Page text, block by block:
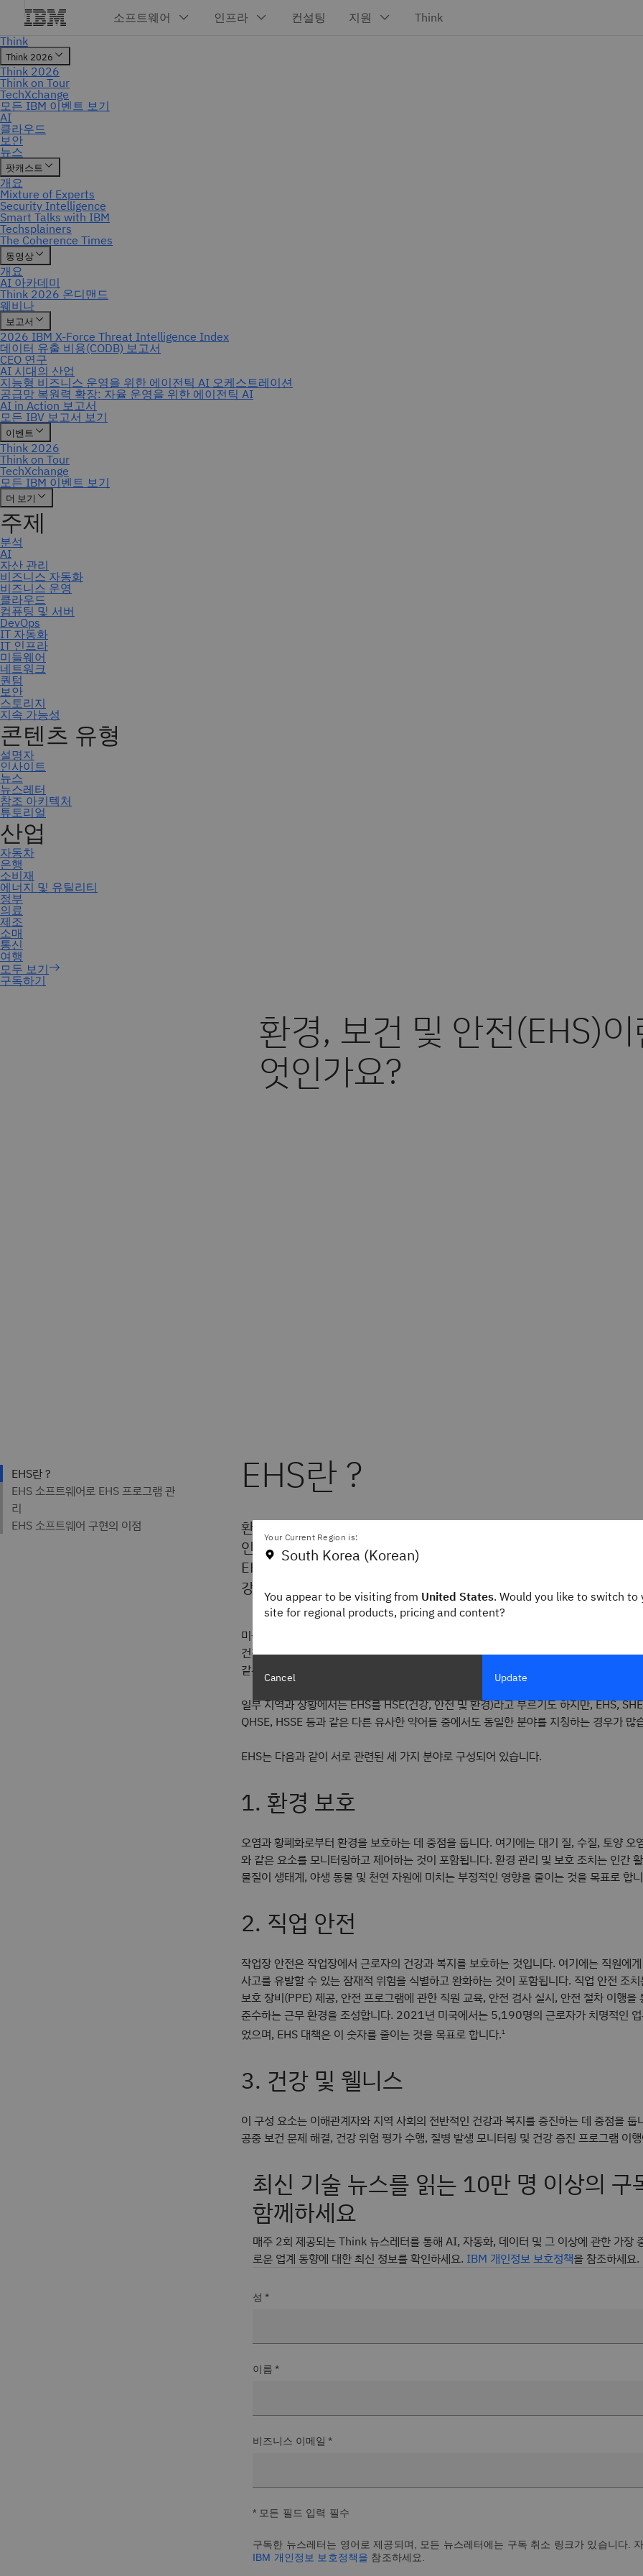
구독하기
환경, 보건 및 안전(EHS)
엇인가요?
EHS란 ?
환경, 보건 및 안전(EHS)은 작업장, 커뮤니티 및 공공 장소와 같은 다
인간의 건강과 환경을 보호하는 데 중점을 둔 종합적인 여러 전문 분
EHS의 주요 목표는 잠재적 위험을 식별 및 완화하고 사고를 예방하며
강한 생활 및 작업 환경을 조성하는 것입니다.
미국 환경보호국(EPA) 및 산업안전보건국(OSHA)과 같은 정부 EHS 부서는 집단적 환경
건강 및 웰니스를 촉진하는 표준 준수를 강화하기 위해 EHS 규정을 배포합니다. 국제표
같은 국제 기구도 마찬가지로 표준을 개발하고 해당 표준을 준수하는 기관에 인증을 제공
일부 지역과 상황에서는 EHS를 HSE(건강, 안전 및 환경)라고 부르기도 하지만, EHS,
QHSE, HSSE 등과 같은 다른 유사한 약어들 중에서도 동일한 분야를 지칭하는 경우가 많
EHS는 다음과 같이 서로 관련된 세 가지 분야로 구성되어 있습니다.
1. 환경 보호
오염과 황폐화로부터 환경을 보호하는 데 중점을 둡니다. 여기에는 대기 질, 수질, 토양 오
와 같은 요소를 모니터링하고 제어하는 것이 포함됩니다. 환경 관리 및 보호 조치는 인간
물질이 생태계, 야생 동물 및 천연 자원에 미치는 부정적인 영향을 줄이는 것을 목표로 합
2. 직업 안전
작업장 안전은 작업장에서 근로자의 건강과 복지를 보호하는 것입니다. 여기에는 직원에
사고를 유발할 수 있는 잠재적 위험을 식별하고 완화하는 것이 포함됩니다. 직업 안전 조
보호 장비(PPE) 제공, 안전 프로그램에 관한 직원 교육, 안전 검사 실시, 안전 절차 이행을
준수하는 근무 환경을 조성합니다. 2021년 미국에서는 5,190명의 근로자가 치명적인
었으며, EHS 대책은 이 숫자를 줄이는 것을 목표로 합니다.1
3. 건강 및 웰니스
이 구성 요소는 이해관계자와 지역 사회의 전반적인 건강과 복지를 증진하는 데 중점을 둡
공중 보건 문제 해결, 건강 위험 평가 수행, 질병 발생 모니터링 및 건강 증진 프로그램 이
최신 기술 뉴스를 읽는 10만 명 이상의 구
함께하세요
매주 2회 제공되는 Think 뉴스레터를 통해 AI, 자동화, 데이터 및 그 이상에 관한 가장
로운 업계 동향에 대한 최신 정보를 확인하세요. IBM 개인정보 보호정책을 참조하세요.
성 *
이름 *
비즈니스 이메일 *
* 모든 필드 입력 필수
구독한 뉴스레터는 영어로 제공되며, 모든 뉴스레터에는 구독 취소 링크가 있습니다.
IBM 개인정보 보호정책을 참조하세요.
Your Current Region is:
South Korea (Korean)
You appear to be visiting from United States. Would you like to switch to
site for regional products, pricing and content?
Cancel Update